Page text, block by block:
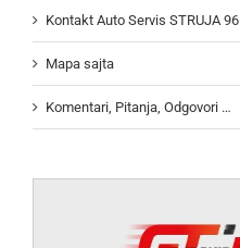
Kontakt Auto Servis STRUJA 96
Mapa sajta
Komentari, Pitanja, Odgovori …